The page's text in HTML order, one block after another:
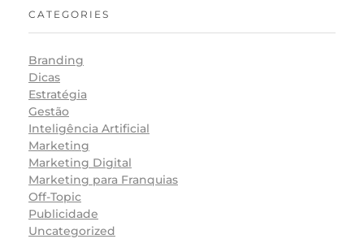
CATEGORIES
Branding
Dicas
Estratégia
Gestão
Inteligência Artificial
Marketing
Marketing Digital
Marketing para Franquias
Off-Topic
Publicidade
Uncategorized